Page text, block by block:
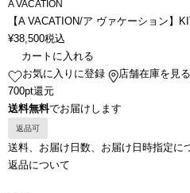
A VACATION
【A VACATION/ア ヴァケーション】
¥38,500税込
カートに入れる
お気に入りに登録
店舗在庫を見る
700pt還元
送料無料でお届けします
返品可
送料、お届け日数、お届け日時指定に
返品について